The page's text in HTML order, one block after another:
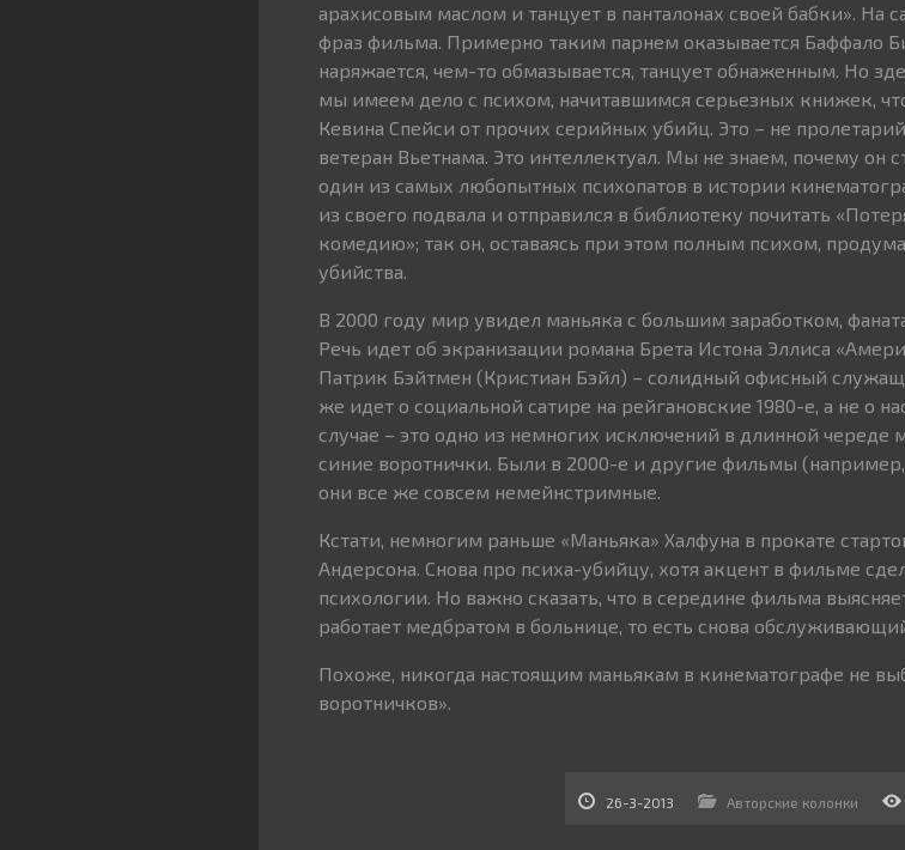
арахисовым маслом и танцует в панталонах своей бабки». На
фраз фильма. Примерно таким парнем оказывается Баффало
наряжается, чем-то обмазывается, танцует обнаженным. Но
мы имеем дело с психом, начитавшимся серьезных книжек,
Кевина Спейси от прочих серийных убийц. Это – не
ветеран Вьетнама. Это интеллектуал. Мы не знаем, почему он
один из самых любопытных психопатов в истории
из своего подвала и отправился в библиотеку почитать
комедию»; так он, оставаясь при этом полным психом,
убийства.
В 2000 году мир увидел маньяка с большим заработком,
Речь идет об экранизации романа Брета Истона Эллиса
Патрик Бэйтмен (Кристиан Бэйл) – солидный офисный
же идет о социальной сатире на рейгановские 1980-е, а не о
случае – это одно из немногих исключений в длинной череде
синие воротнички. Были в 2000-е и другие фильмы
они все же совсем немейнстримные.
Кстати, немногим раньше «Маньяка» Халфуна в прокате
Андерсона. Снова про психа-убийцу, хотя акцент в фильме
психологии. Но важно сказать, что в середине фильма
работает медбратом в больнице, то есть снова
Похоже, никогда настоящим маньякам в кинематографе не
воротничков».
26-3-2013 Авторские колонки